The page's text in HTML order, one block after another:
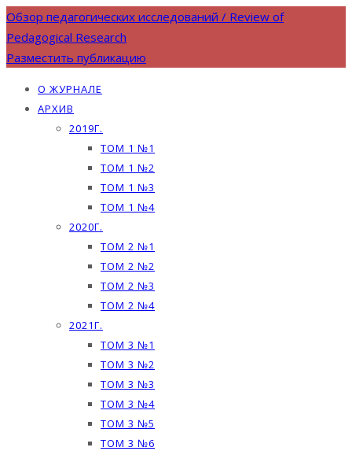
Обзор педагогических исследований / Review of
Pedagogical Research
Разместить публикацию
О ЖУРНАЛЕ
АРХИВ
2019Г.
ТОМ 1 №1
ТОМ 1 №2
ТОМ 1 №3
ТОМ 1 №4
2020Г.
ТОМ 2 №1
ТОМ 2 №2
ТОМ 2 №3
ТОМ 2 №4
2021Г.
ТОМ 3 №1
ТОМ 3 №2
ТОМ 3 №3
ТОМ 3 №4
ТОМ 3 №5
ТОМ 3 №6